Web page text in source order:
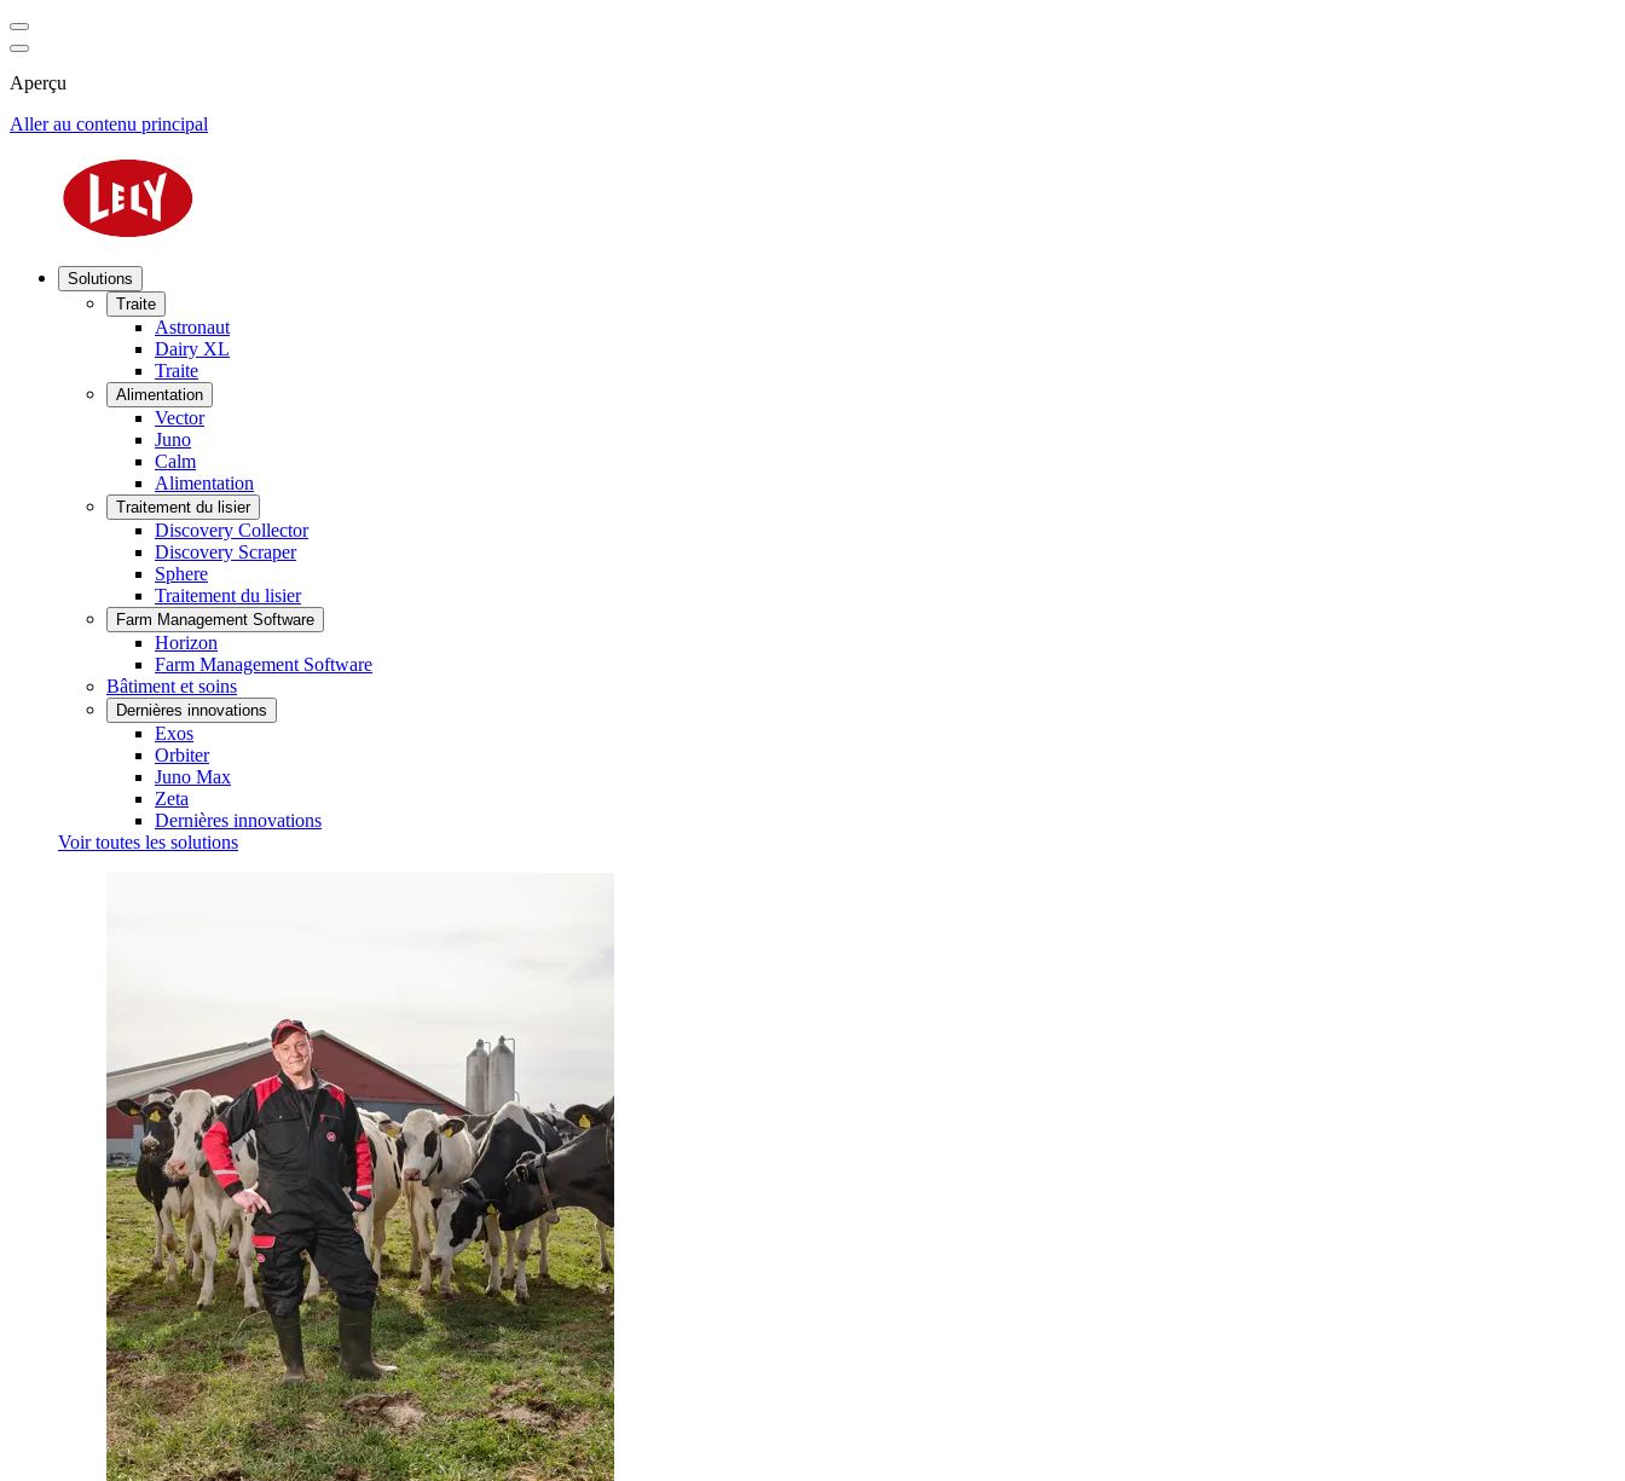
Aperçu
Aller au contenu principal
Solutions
Traite
Astronaut
Dairy XL
Traite
Alimentation
Vector
Juno
Calm
Alimentation
Traitement du lisier
Discovery Collector
Discovery Scraper
Sphere
Traitement du lisier
Farm Management Software
Horizon
Farm Management Software
Bâtiment et soins
Dernières innovations
Exos
Orbiter
Juno Max
Zeta
Dernières innovations
Voir toutes les solutions